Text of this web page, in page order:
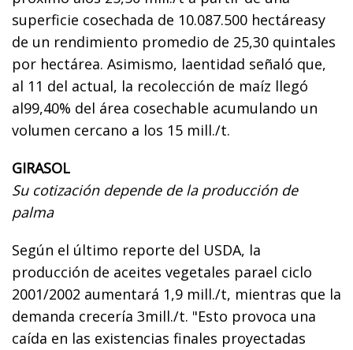
superficie cosechada de 10.087.500 hectáreasy
de un rendimiento promedio de 25,30 quintales
por hectárea. Asimismo, laentidad señaló que,
al 11 del actual, la recolección de maíz llegó
al99,40% del área cosechable acumulando un
volumen cercano a los 15 mill./t.
GIRASOL
Su cotización depende de la producción de
palma
Según el último reporte del USDA, la
producción de aceites vegetales parael ciclo
2001/2002 aumentará 1,9 mill./t, mientras que la
demanda crecería 3mill./t. "Esto provoca una
caída en las existencias finales proyectadas